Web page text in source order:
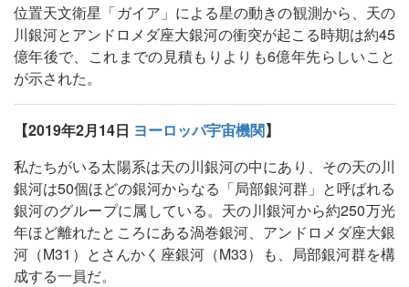
位置天文衛星「ガイア」による星の動きの観測から、天の
川銀河とアンドロメダ座大銀河の衝突が起こる時期は約45
億年後で、これまでの見積もりよりも6億年先らしいこと
が示された。
【2019年2月14日 ヨーロッパ宇宙機関】
私たちがいる太陽系は天の川銀河の中にあり、その天の川
銀河は50個ほどの銀河からなる「局部銀河群」と呼ばれる
銀河のグループに属している。天の川銀河から約250万光
年ほど離れたところにある渦巻銀河、アンドロメダ座大銀
河（M31）とさんかく座銀河（M33）も、局部銀河群を構
成する一員だ。